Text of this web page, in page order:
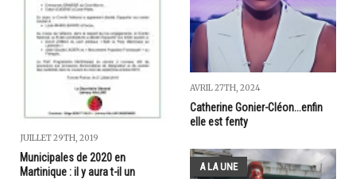
JUILLET 29TH, 2019
Municipales de 2020 en
Martinique : il y aura t-il un
AVRIL 27TH, 2024
Catherine Gonier-Cléon...enfin
elle est fenty
A LA UNE